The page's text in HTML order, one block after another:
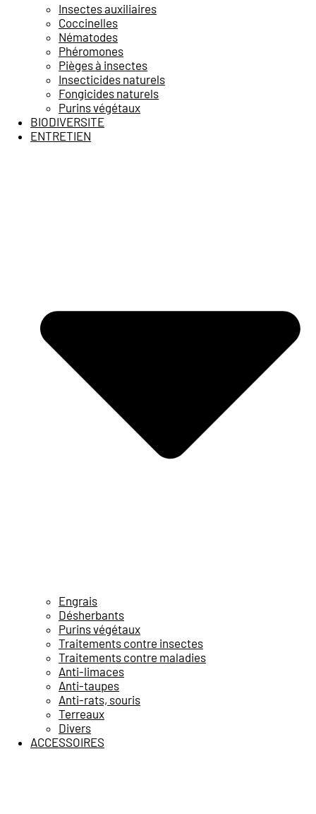
Insectes auxiliaires
Coccinelles
Nématodes
Phéromones
Pièges à insectes
Insecticides naturels
Fongicides naturels
Purins végétaux
BIODIVERSITE
ENTRETIEN
Engrais
Désherbants
Purins végétaux
Traitements contre insectes
Traitements contre maladies
Anti-limaces
Anti-taupes
Anti-rats, souris
Terreaux
Divers
ACCESSOIRES